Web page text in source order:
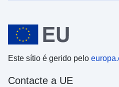
Este sítio é gerido pelo
Contacte a UE